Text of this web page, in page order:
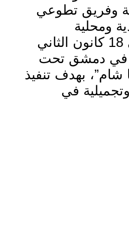
وفريق تطوعي
ومحلية
وناشطين، في 18 كانون الثاني
في دمشق تحت
شام”، بهدف تنفيذ
في